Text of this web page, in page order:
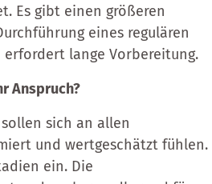
Es gibt einen größeren
eines regulären
lange Vorbereitung.
Anspruch?
sich an allen
und wertgeschätzt fühlen.
ein. Die